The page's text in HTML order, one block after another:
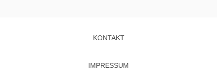
KONTAKT
IMPRESSUM